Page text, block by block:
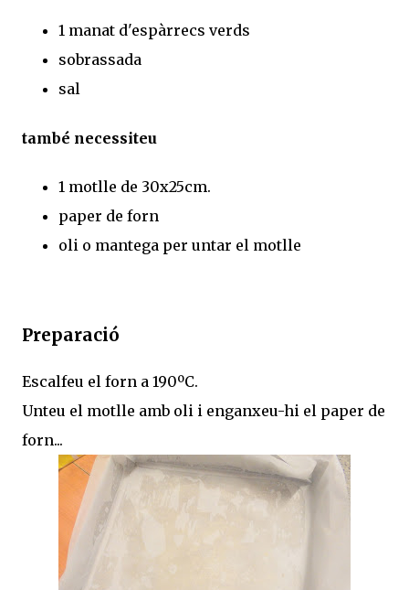
1 manat d'espàrrecs verds
sobrassada
sal
també necessiteu
1 motlle de 30x25cm.
paper de forn
oli o mantega per untar el motlle
Preparació
Escalfeu el forn a 190ºC.
Unteu el motlle amb oli i enganxeu-hi el paper de
forn...